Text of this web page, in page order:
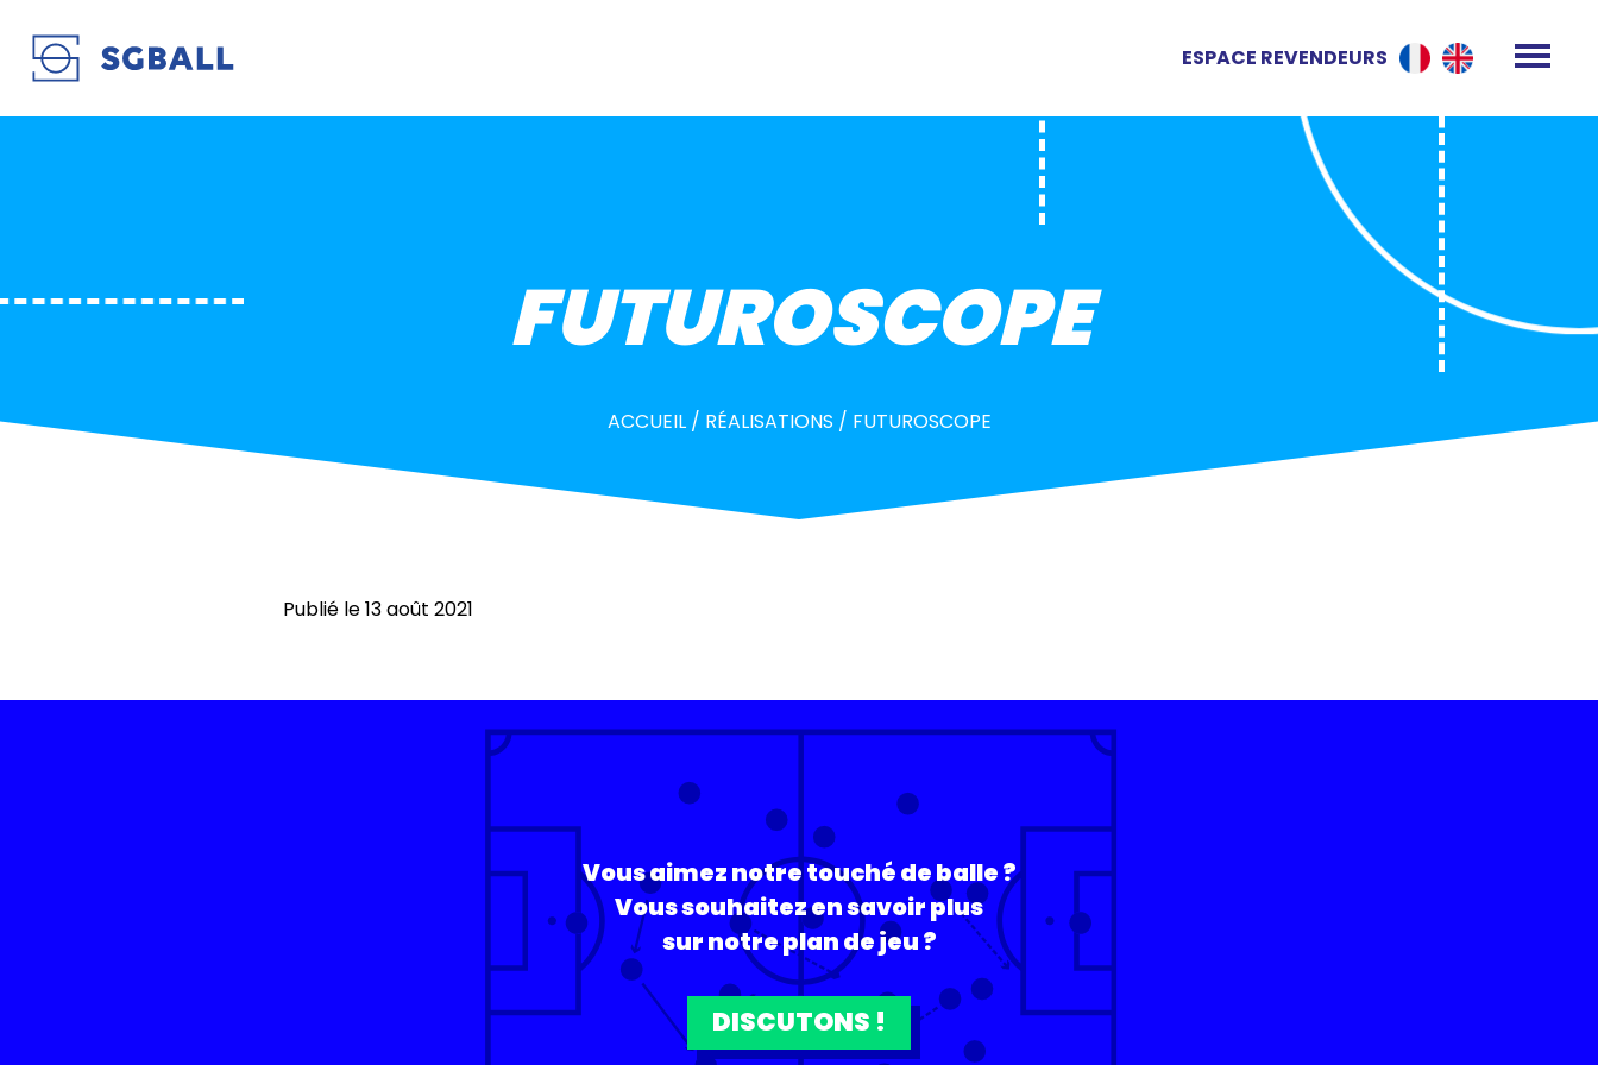
ESPACE REVENDEURS
FUTUROSCOPE
ACCUEIL/ RÉALISATIONS / FUTUROSCOPE
Publié le 13 août 2021
Vous aimez notre touché de balle ?
Vous souhaitez en savoir plus
sur notre plan de jeu ?
DISCUTONS !